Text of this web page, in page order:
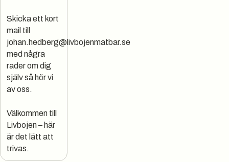
Skicka ett kort
mail till
johan.hedberg@livbojenmatbar.se
med några
rader om dig
själv så hör vi
av oss.
Välkommen till
Livbojen – här
är det lätt att
trivas.